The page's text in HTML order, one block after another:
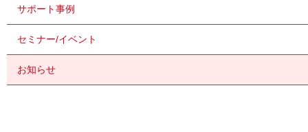
サポート事例
セミナー/イベント
お知らせ